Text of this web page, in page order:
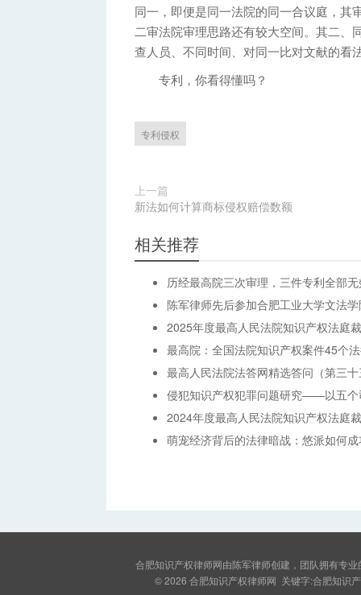
同一，即便是同一法院的同一合议庭，其
二审法院审理思路还有较大空间。其二、
查人员、不同时间、对同一比对文献的看
专利，你看得懂吗？
专利侵权
上一篇
新法如何计算商标侵权赔偿数额
相关推荐
历经最高院三次审理，三件专利全部
陈军律师先后参加合肥工业大学文法
2025年度最高人民法院知识产权法庭
最高院：全国法院知识产权案件45个
最高人民法院法答网精选答问（第三
侵犯知识产权犯罪问题研究——以五个
2024年度最高人民法院知识产权法庭
萌宠经济背后的法律暗战：悠派如何成
合肥知识产权律师网由陈军律师创建，团队拥有专
© 2026 合肥知识产权律师网 关键字:合肥知识